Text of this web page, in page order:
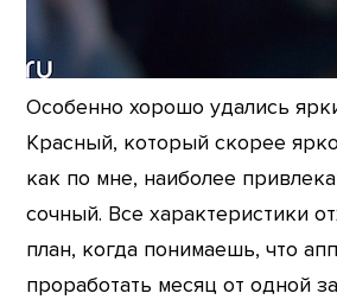
Особенно хорошо удались
Красный, который скорее
как по мне, наиболее
сочный. Все характеристики
план, когда понимаешь, что
проработать месяц от одной